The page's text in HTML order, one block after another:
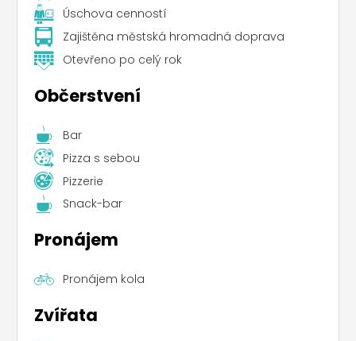
Úschova cenností
Zajištěna městská hromadná doprava
Otevřeno po celý rok
Občerstvení
Bar
Pizza s sebou
Pizzerie
Snack-bar
Pronájem
Pronájem kola
Zvířata